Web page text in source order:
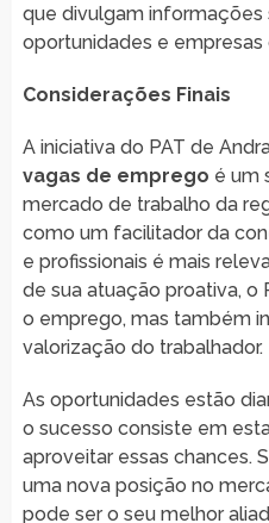
que divulgam informações
oportunidades e empresas
Considerações Finais
A iniciativa do PAT de
vagas de emprego é um
mercado de trabalho da
como um facilitador da
e profissionais é mais
de sua atuação proativa, o
o emprego, mas também
valorização do trabalhador.
As oportunidades estão
o sucesso consiste em
aproveitar essas chances.
uma nova posição no
pode ser o seu melhor